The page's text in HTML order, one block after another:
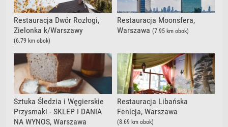
Restauracja Dwór Rozłogi,
Zielonka k/Warszawy
(6.79 km obok)
Restauracja Moonsfera,
Warszawa (7.95 km obok)
Sztuka Śledzia i Węgierskie
Przysmaki - SKLEP I DANIA
NA WYNOS, Warszawa
Restauracja Libańska
Fenicja, Warszawa
(8.69 km obok)